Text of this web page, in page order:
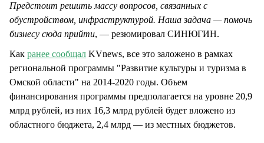
Предстоит решить массу вопросов, связанных с
обустройством, инфраструктурой. Наша задача — помочь
бизнесу сюда прийти, — резюмировал СИНЮГИН.
Как ранее сообщал KVnews, все это заложено в рамках
региональной программы "Развитие культуры и туризма в
Омской области" на 2014-2020 годы. Объем
финансирования программы предполагается на уровне 20,9
млрд рублей, из них 16,3 млрд рублей будет вложено из
областного бюджета, 2,4 млрд — из местных бюджетов.